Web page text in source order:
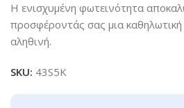
Η ενισχυμένη φωτεινότητα
προσφέροντάς σας μια καθηλωτική
αληθινή.
SKU: 43S5K